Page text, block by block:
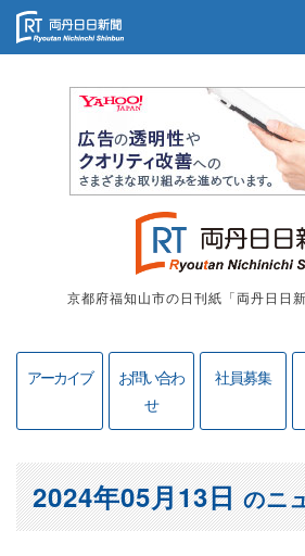
京都府福知山市の日刊紙「両丹日日
アーカイブ
お問い合わ
せ
社員募集
2024年05月13日のニ